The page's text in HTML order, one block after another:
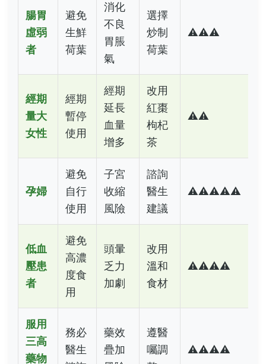
腸胃
虛弱
者
避免
生鮮
荷葉
消化
不良
胃脹
氣
選擇
炒制
荷葉
⚠️⚠️⚠️
經期
量大
女性
經期
暫停
使用
經期
延長
血量
增多
改用
紅棗
枸杞
茶
⚠️⚠️
孕婦
避免
自行
使用
子宮
收縮
風險
諮詢
醫生
建議
⚠️⚠️⚠️⚠️⚠️
低血
壓患
者
避免
高濃
度食
用
頭暈
乏力
加劇
改用
溫和
食材
⚠️⚠️⚠️⚠️
服用
三高
藥物
務必
醫生
藥效
疊加
遵醫
囑調
⚠️⚠️⚠️⚠️